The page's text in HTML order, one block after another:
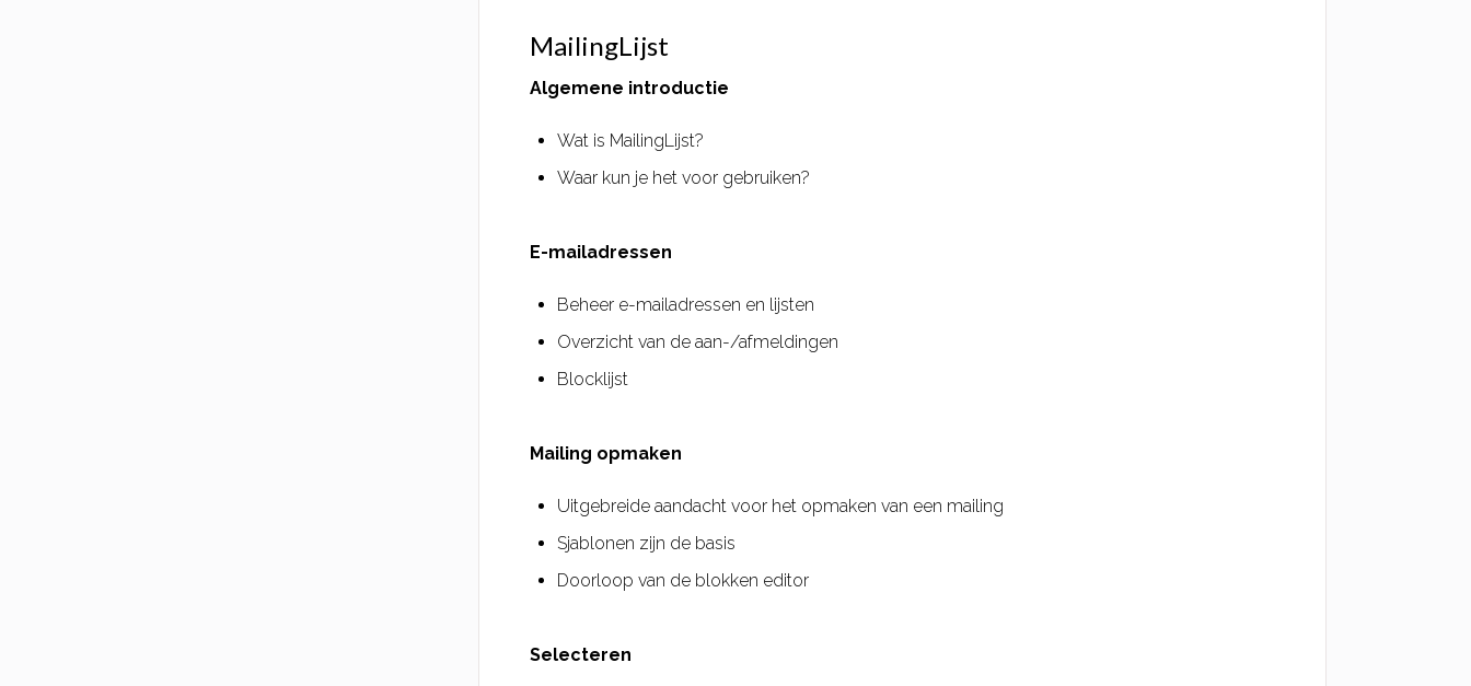
MailingLijst
Algemene introductie
Wat is MailingLijst?
Waar kun je het voor gebruiken?
E-mailadressen
Beheer e-mailadressen en lijsten
Overzicht van de aan-/afmeldingen
Blocklijst
Mailing opmaken
Uitgebreide aandacht voor het opmaken van een mailing
Sjablonen zijn de basis
Doorloop van de blokken editor
Selecteren